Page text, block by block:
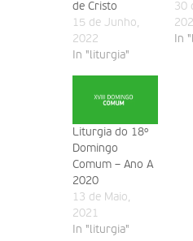
de Cristo
15 de Junho,
2022
In "liturgia"
30
In
Liturgia do 18º
Domingo
Comum – Ano A
2020
13 de Maio,
2021
In "liturgia"